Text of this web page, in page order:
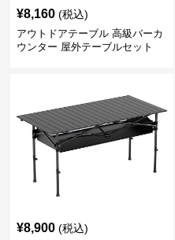
¥8,160 (税込)
アウトドアテーブル 高級バーカ
ウンター 屋外テーブルセット
¥8,900 (税込)